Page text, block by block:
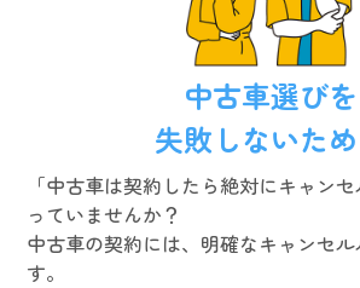
中古車選びを
失敗しないた
「中古車は契約したら絶対にキャン
っていませんか？
中古車の契約には、明確なキャンセ
す。